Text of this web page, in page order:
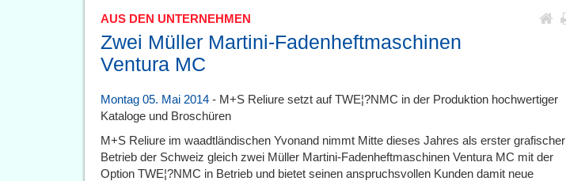
AUS DEN UNTERNEHMEN
Zwei Müller Martini-Fadenheftmaschinen
Ventura MC
Montag 05. Mai 2014 - M+S Reliure setzt auf TWE¦?NMC in der Produktion hochwertiger
Kataloge und Broschüren
M+S Reliure im waadtländischen Yvonand nimmt Mitte dieses Jahres als erster grafischer
Betrieb der Schweiz gleich zwei Müller Martini-Fadenheftmaschinen Ventura MC mit der
Option TWE¦?NMC in Betrieb und bietet seinen anspruchsvollen Kunden damit neue